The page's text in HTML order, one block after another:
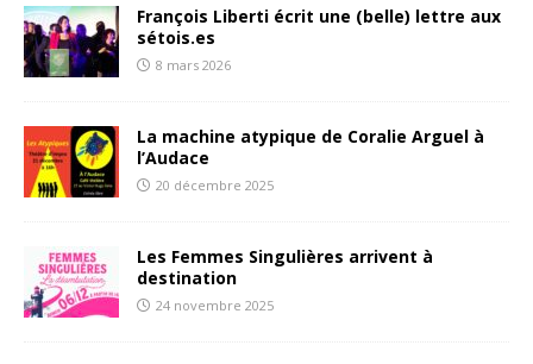
François Liberti écrit une (belle) lettre aux
sétois.es
8 mars 2026
La machine atypique de Coralie Arguel à
l’Audace
20 décembre 2025
Les Femmes Singulières arrivent à
destination
24 novembre 2025